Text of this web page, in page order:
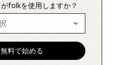
folkを使用しますか？